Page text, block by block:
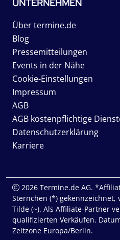
UNTERNEHMEN
Über termine.de
Blog
Pressemitteilungen
Events in der Nähe
Cookie-Einstellungen
Impressum
AGB
AGB kostenpflichtige
Datenschutzerklärung
Karriere
2026 Termine.de AG.
Sternchen (*)
Tilde (~). Als Affiliate-Partner
qualifizierten Verkäufen.
Zeitzone Europa/Berlin.